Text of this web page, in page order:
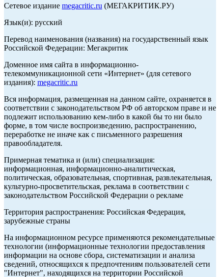
Сетевое издание megacritic.ru (МЕГАКРИТИК.РУ)
Язык(и): русский
Перевод наименования (названия) на государственный язык
Российской Федерации: Мегакритик
Доменное имя сайта в информационно-
телекоммуникационной сети «Интернет» (для сетевого
издания): megacritic.ru
Вся информация, размещенная на данном сайте, охраняется в
соответствии с законодательством РФ об авторском праве и не
подлежит использованию кем-либо в какой бы то ни было
форме, в том числе воспроизведению, распространению,
переработке не иначе как с письменного разрешения
правообладателя.
Примерная тематика и (или) специализация:
информационная, информационно-аналитическая,
политическая, образовательная, спортивная, развлекательная,
культурно-просветительская, реклама в соответствии с
законодательством Российской Федерации о рекламе
Территория распространения: Российская Федерация,
зарубежные страны
На информационном ресурсе применяются рекомендательные
технологии (информационные технологии предоставления
информации на основе сбора, систематизации и анализа
сведений, относящихся к предпочтениям пользователей сети
"Интернет", находящихся на территории Российской